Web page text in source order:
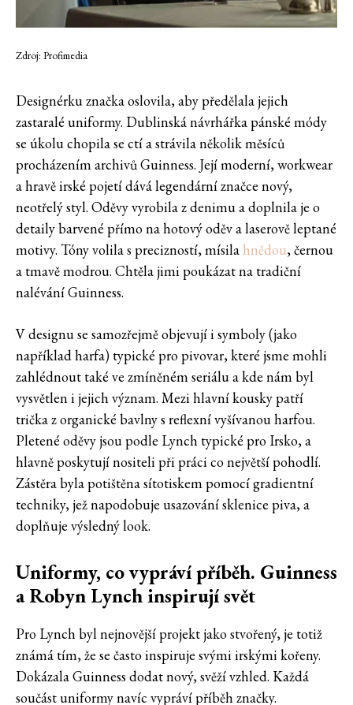
Zdroj: Profimedia
Designérku značka oslovila, aby předělala jejich
zastaralé uniformy. Dublinská návrhářka pánské módy
se úkolu chopila se ctí a strávila několik měsíců
procházením archivů Guinness. Její moderní, workwear
a hravě irské pojetí dává legendární značce nový,
neotřelý styl. Oděvy vyrobila z denimu a doplnila je o
detaily barvené přímo na hotový oděv a laserově leptané
motivy. Tóny volila s precizností, mísila hnědou, černou
a tmavě modrou. Chtěla jimi poukázat na tradiční
nalévání Guinness.
V designu se samozřejmě objevují i symboly (jako
například harfa) typické pro pivovar, které jsme mohli
zahlédnout také ve zmíněném seriálu a kde nám byl
vysvětlen i jejich význam. Mezi hlavní kousky patří
trička z organické bavlny s reflexní vyšívanou harfou.
Pletené oděvy jsou podle Lynch typické pro Irsko, a
hlavně poskytují nositeli při práci co největší pohodlí.
Zástěra byla potištěna sítotiskem pomocí gradientní
techniky, jež napodobuje usazování sklenice piva, a
doplňuje výsledný look.
Uniformy, co vypráví příběh. Guinness
a Robyn Lynch inspirují svět
Pro Lynch byl nejnovější projekt jako stvořený, je totiž
známá tím, že se často inspiruje svými irskými kořeny.
Dokázala Guinness dodat nový, svěží vzhled. Každá
součást uniformy navíc vypráví příběh značky.